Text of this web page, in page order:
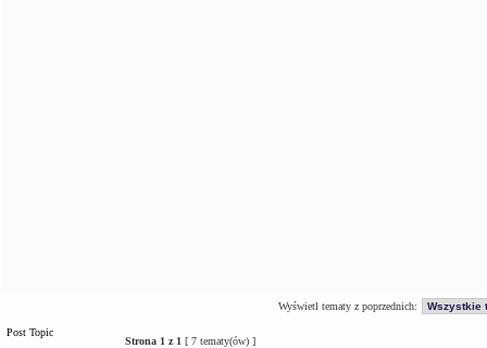
Wyświetl tematy z poprzednich:
Post Topic
Strona 1 z 1 [ 7 tematy(ów) ]